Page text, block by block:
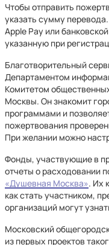
Чтобы отправить
указать сумму
Apple Pay или
указанную при
Благотворительный
Департаментом
Комитетом
Москвы. Он знакомит
программами и
пожертвования
При желании можно
Фонды, участвующие в
отчеты о расходовании
«Душевная Москва». Их
как стать участником,
организаций могут
Московский
из первых проектов